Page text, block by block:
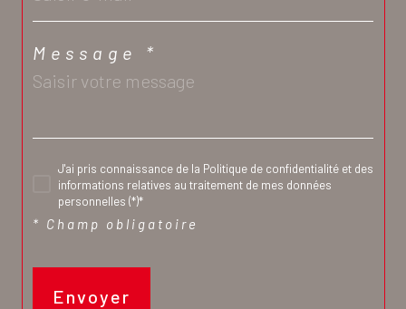
Message *
J'ai pris connaissance de la Politique de confidentialité et des
informations relatives au traitement de mes données
personnelles (*)*
* Champ obligatoire
Envoyer